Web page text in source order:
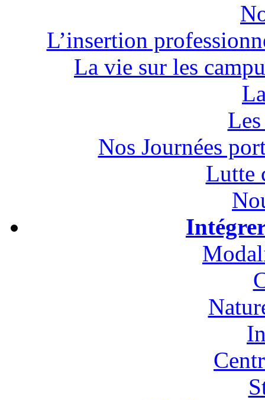
L’insertion
La vie sur les
Nos Journées
Lutte